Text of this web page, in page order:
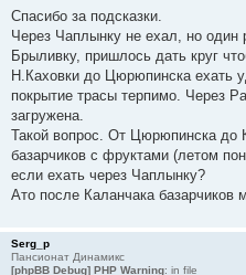
о
щ
е
и
е
Спасибо за подсказки.
Через Чаплынку не ехал, но один
Брыливку, пришлось дать круг
Н.Каховки до Цюрюпинска ехать
покрытие трасы терпимо. Через
загружена.
Такой вопрос. От Цюрюпинска до
базарчиков с фруктами (летом
если ехать через Чаплынку?
Ато после Каланчака
Serg_p
Пансионат Динамикс
[phpBB Debug] PHP Warning: in file